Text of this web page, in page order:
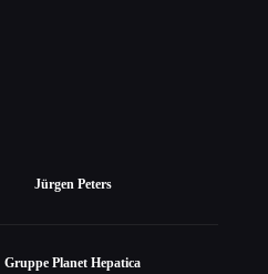
Jürgen Peters
Gruppe Planet Hepatica